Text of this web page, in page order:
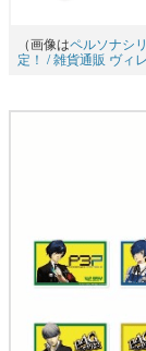
（画像はペルソナシ
定！ / 雑貨通販 ヴィ